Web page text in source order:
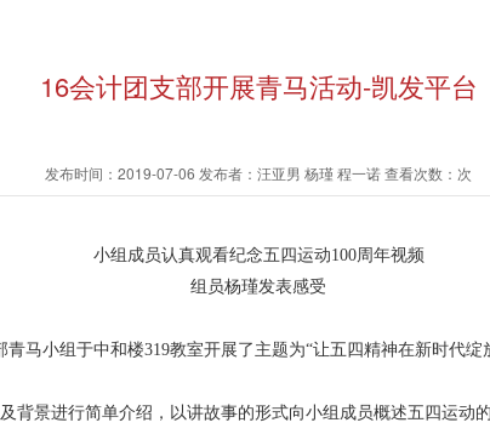
16会计团支部开展青马活动-凯发平台
发布时间：2019-07-06 发布者：汪亚男 杨瑾 程一诺 查看次数：次
小组成员认真观看纪念五四运动100周年视频
组员杨瑾发表感受
青马小组于中和楼319教室开展了主题为“让五四精神在新时代
背景进行简单介绍，以讲故事的形式向小组成员概述五四运动